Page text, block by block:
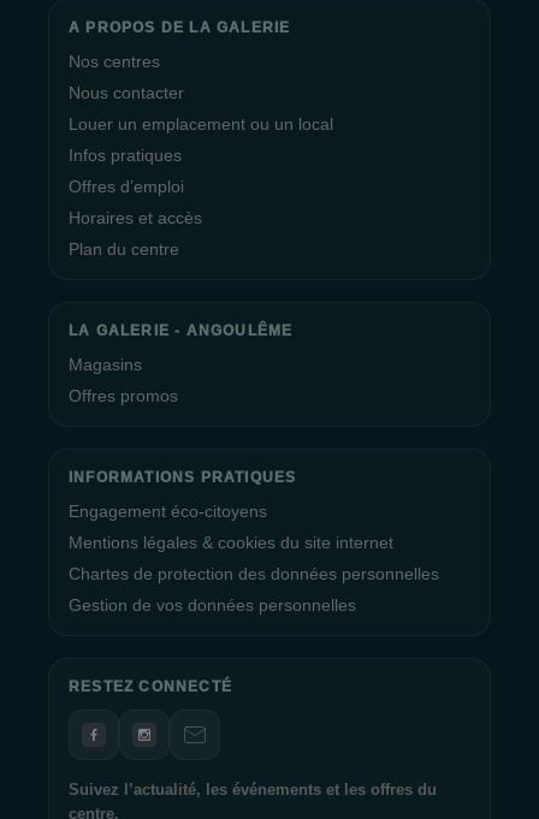
A PROPOS DE LA GALERIE
Nos centres
Nous contacter
Louer un emplacement ou un local
Infos pratiques
Offres d’emploi
Horaires et accès
Plan du centre
LA GALERIE - ANGOULÊME
Magasins
Offres promos
INFORMATIONS PRATIQUES
Engagement éco-citoyens
Mentions légales & cookies du site internet
Chartes de protection des données personnelles
Gestion de vos données personnelles
RESTEZ CONNECTÉ
Suivez l’actualité, les événements et les offres du
centre.